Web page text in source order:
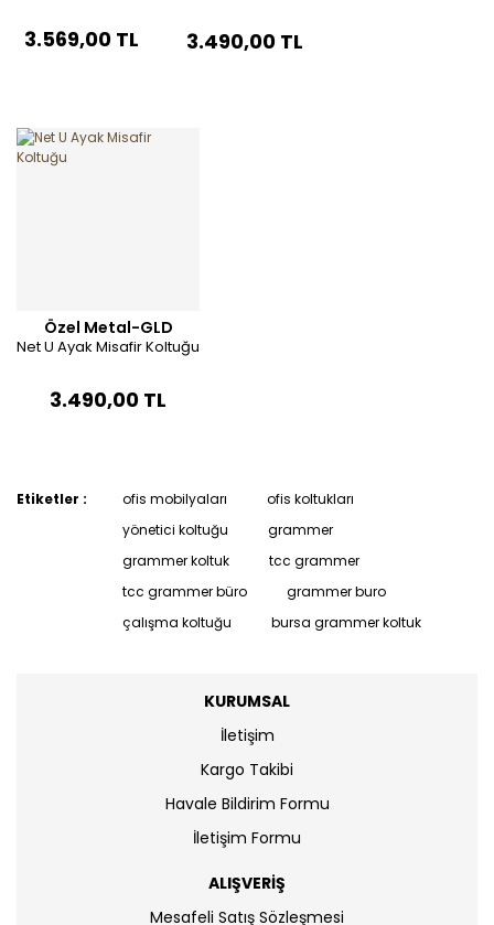
3.569,00 TL 3.490,00 TL
Özel Metal-GLD
Net U Ayak Misafir Koltuğu
3.490,00 TL
Etiketler : ofis mobilyaları
ofis koltukları
yönetici koltuğu
grammer
grammer koltuk
tcc grammer
tcc grammer büro
grammer buro
çalışma koltuğu
bursa grammer koltuk
KURUMSAL
İletişim
Kargo Takibi
Havale Bildirim Formu
İletişim Formu
ALIŞVERİŞ
Mesafeli Satış Sözleşmesi